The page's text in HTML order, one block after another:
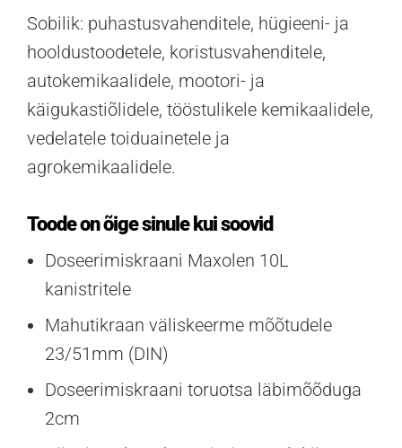
Sobilik: puhastusvahenditele, hügieeni- ja
hooldustoodetele, koristusvahenditele,
autokemikaalidele, mootori- ja
käigukastiõlidele, tööstulikele kemikaalidele,
vedelatele toiduainetele ja
agrokemikaalidele.
Toode on õige sinule kui soovid
Doseerimiskraani Maxolen 10L
kanistritele
Mahutikraan väliskeerme mõõtudele
23/51mm (DIN)
Doseerimiskraani toruotsa läbimõõduga
2cm